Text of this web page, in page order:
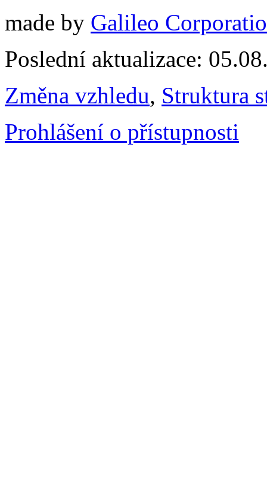
made by Galileo
Poslední aktualizace:
Změna vzhledu, Struktura
Prohlášení o přístupnosti